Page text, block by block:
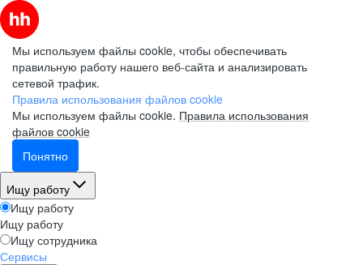
Мы используем файлы cookie, чтобы обеспечивать
правильную работу нашего веб-сайта и анализировать
сетевой трафик.
Правила использования файлов cookie
Мы используем файлы cookie. Правила использования
файлов cookie
Понятно
Ищу работу
Ищу работу
Ищу работу
Ищу сотрудника
Сервисы